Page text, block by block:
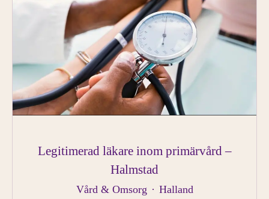
Legitimerad läkare inom primärvård –
Halmstad
Vård & Omsorg · Halland